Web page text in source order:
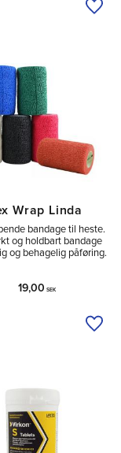
Wrap Linda
bandage til heste.
og holdbart bandage
og behagelig påføring.
19,00 SEK